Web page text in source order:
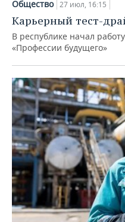
Общество 27 июл, 16:15
Карьерный тест-
В республике начал
«Профессии будущего»